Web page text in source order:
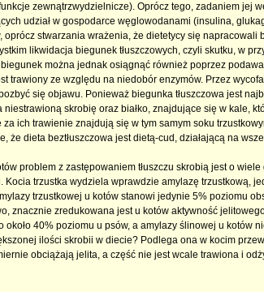
zewnątrzwydzielnicze). Oprócz tego, zadaniem jej
udział w gospodarce węglowodanami (insulina,
oprócz stwarzania wrażenia, że dietetycy się napracowali
likwidacja biegunek tłuszczowych, czyli skutku, w
można jednak osiągnąć również poprzez
trawiony ze względu na niedobór enzymów. Przez
się objawu. Ponieważ biegunka tłuszczowa jest
skrobię oraz białko, znajdujące się w kale,
ich trawienie znajdują się w tym samym soku
że dieta beztłuszczowa jest dietą-cud, działającą na
problem z zastępowaniem tłuszczu skrobią jest o
Kocia trzustka wydziela wprawdzie amylazę trzustkową,
trzustkowej u kotów stanowi jedynie 5% poziomu
znacznie zredukowana jest u kotów aktywność
około 40% poziomu u psów, a amylazy ślinowej u kotów
ilości skrobii w diecie? Podlega ona w kocim
obciążają jelita, a część nie jest wcale trawiona i